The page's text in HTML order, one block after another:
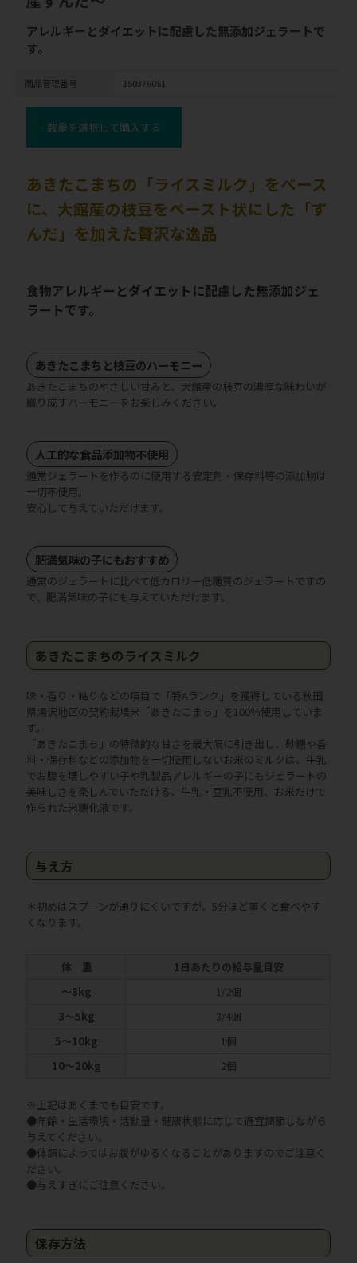
アレルギーとダイエットに配慮した無添加ジェラートで
す。
商品管理番号 150376051
数量を選択して購入する
あきたこまちの「ライスミルク」をベース
に、大館産の枝豆をペースト状にした「ず
んだ」を加えた贅沢な逸品
食物アレルギーとダイエットに配慮した無添加ジェ
ラートです。
あきたこまちと枝豆のハーモニー
あきたこまちのやさしい甘みと、大館産の枝豆の濃厚な味わいが
織り成すハーモニーをお楽しみください。
人工的な食品添加物不使用
通常ジェラートを作るのに使用する安定剤・保存料等の添加物は
一切不使用。
安心して与えていただけます。
肥満気味の子にもおすすめ
通常のジェラートに比べて低カロリー低糖質のジェラートですの
で、肥満気味の子にも与えていただけます。
あきたこまちのライスミルク
味・香り・粘りなどの項目で「特Aランク」を獲得している秋田
県湯沢地区の契約栽培米「あきたこまち」を100％使用していま
す。
「あきたこまち」の特徴的な甘さを最大限に引き出し、砂糖や香
料・保存料などの添加物を一切使用しないお米のミルクは、牛乳
でお腹を壊しやすい子や乳製品アレルギーの子にもジェラートの
美味しさを楽しんでいただける、牛乳・豆乳不使用、お米だけで
作られた米糖化液です。
与え方
＊初めはスプーンが通りにくいですが、5分ほど置くと食べやす
くなります。
体 重
1日あたりの給与量目安
〜3kg
1/2個
3〜5kg
3/4個
5〜10kg
1個
10〜20kg
2個
※上記はあくまでも目安です。
●年齢・生活環境・活動量・健康状態に応じて適宜調節しながら
与えてください。
●体調によってはお腹がゆるくなることがありますのでご注意く
ださい。
●与えすぎにご注意ください。
保存方法